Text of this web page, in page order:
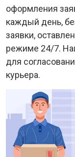
оформления
каждый день,
заявки,
режиме 24/7.
для
курьера.